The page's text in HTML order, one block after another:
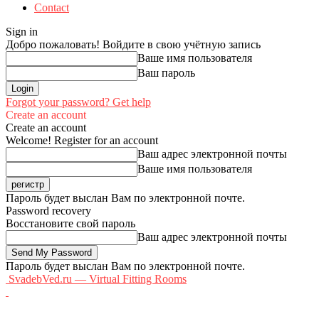
Contact
Sign in
Добро пожаловать! Войдите в свою учётную запись
Ваше имя пользователя
Ваш пароль
Forgot your password? Get help
Create an account
Create an account
Welcome! Register for an account
Ваш адрес электронной почты
Ваше имя пользователя
Пароль будет выслан Вам по электронной почте.
Password recovery
Восстановите свой пароль
Ваш адрес электронной почты
Пароль будет выслан Вам по электронной почте.
SvadebVed.ru — Virtual Fitting Rooms